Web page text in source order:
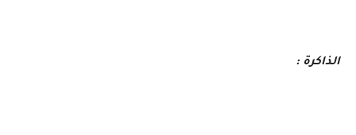
الذاكرة :